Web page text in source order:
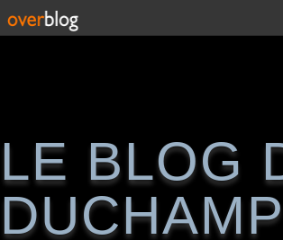
LE BLOG
DUCHAMP